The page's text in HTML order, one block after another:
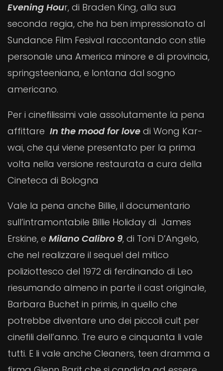
Evening Hour, di Braden King, alla sua
seconda regia, che ha ben impressionato al
Sundance Film Fesival raccontando con stile
personale una America minore e di provincia,
springsteeniana, e lontana dal sogno
americano.
Per i cinefilissimi vale assolutamente la pena
affittare In the mood for love di Wong Kar-
wai, che qui viene presentato per la prima
volta nella versione restaurata a cura della
Cineteca di Bologna
Vale la pena anche Billie, il documentario
sull’intramontabile Billie Holiday di James
Erskine, e Milano Calibro 9, di Toni D’Angelo,
che nel realizzare il sequel del mitico
poliziottesco del 1972 di ferdinando di Leo
riesumando almeno in parte il cast originale,
Barbara Buchet in primis, in quello che
potrebbe diventare uno dei piccoli cult per
cinefili dell’anno. Tre euro e cinquanta li vale
tutti. E li vale anche Cleaners, teen dramma a